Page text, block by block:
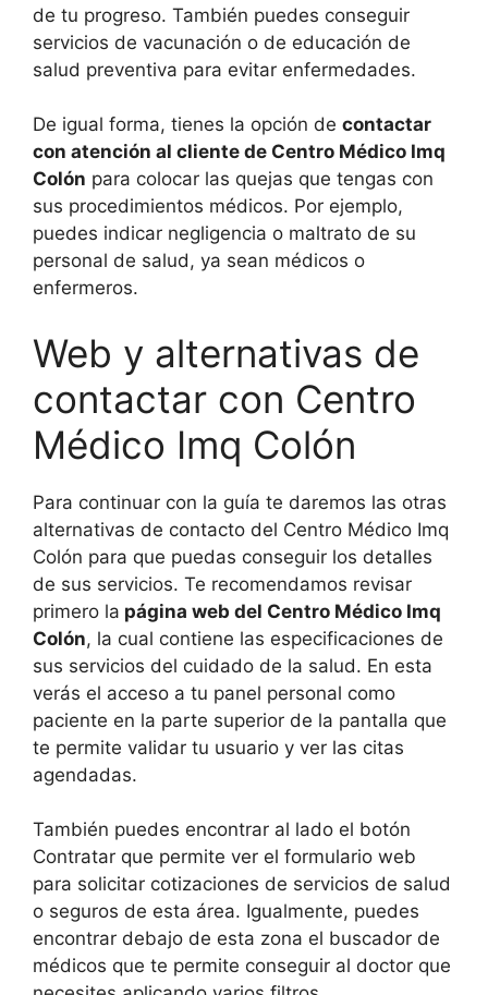
de tu progreso. También puedes conseguir
servicios de vacunación o de educación de
salud preventiva para evitar enfermedades.
De igual forma, tienes la opción de contactar
con atención al cliente de Centro Médico Imq
Colón para colocar las quejas que tengas con
sus procedimientos médicos. Por ejemplo,
puedes indicar negligencia o maltrato de su
personal de salud, ya sean médicos o
enfermeros.
Web y alternativas de
contactar con Centro
Médico Imq Colón
Para continuar con la guía te daremos las otras
alternativas de contacto del Centro Médico Imq
Colón para que puedas conseguir los detalles
de sus servicios. Te recomendamos revisar
primero la página web del Centro Médico Imq
Colón, la cual contiene las especificaciones de
sus servicios del cuidado de la salud. En esta
verás el acceso a tu panel personal como
paciente en la parte superior de la pantalla que
te permite validar tu usuario y ver las citas
agendadas.
También puedes encontrar al lado el botón
Contratar que permite ver el formulario web
para solicitar cotizaciones de servicios de salud
o seguros de esta área. Igualmente, puedes
encontrar debajo de esta zona el buscador de
médicos que te permite conseguir al doctor que